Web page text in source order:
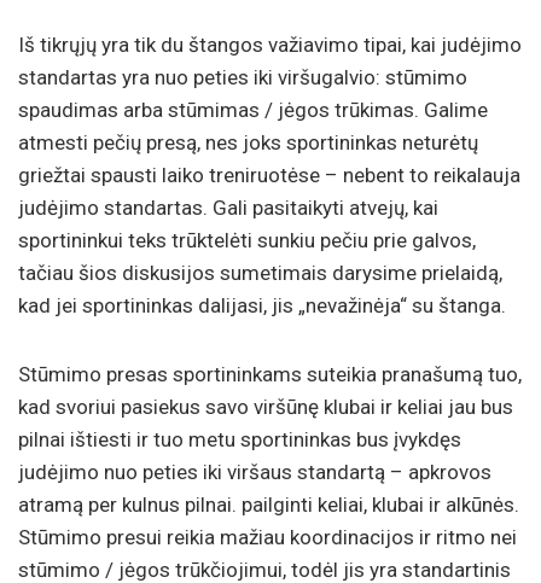
Iš tikrųjų yra tik du štangos važiavimo tipai, kai judėjimo
standartas yra nuo peties iki viršugalvio: stūmimo
spaudimas arba stūmimas / jėgos trūkimas. Galime
atmesti pečių presą, nes joks sportininkas neturėtų
griežtai spausti laiko treniruotėse – nebent to reikalauja
judėjimo standartas. Gali pasitaikyti atvejų, kai
sportininkui teks trūktelėti sunkiu pečiu prie galvos,
tačiau šios diskusijos sumetimais darysime prielaidą,
kad jei sportininkas dalijasi, jis „nevažinėja“ su štanga.
Stūmimo presas sportininkams suteikia pranašumą tuo,
kad svoriui pasiekus savo viršūnę klubai ir keliai jau bus
pilnai ištiesti ir tuo metu sportininkas bus įvykdęs
judėjimo nuo peties iki viršaus standartą – apkrovos
atramą per kulnus pilnai. pailginti keliai, klubai ir alkūnės.
Stūmimo presui reikia mažiau koordinacijos ir ritmo nei
stūmimo / jėgos trūkčiojimui, todėl jis yra standartinis